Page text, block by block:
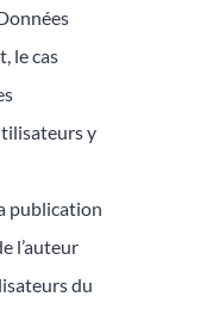
le cas
y
publication
l’auteur
du